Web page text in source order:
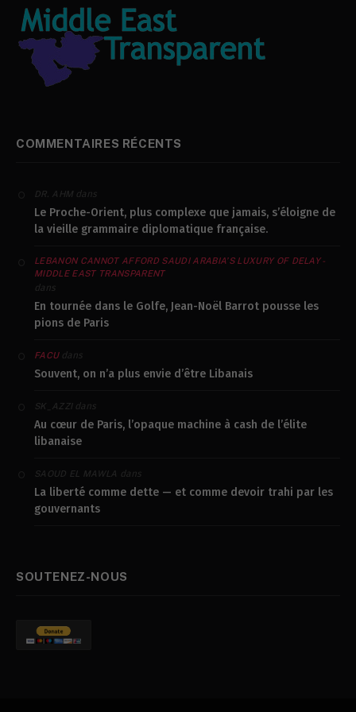
COMMENTAIRES RÉCENTS
DR. AHM dans
Le Proche-Orient, plus complexe que jamais, s’éloigne de
la vieille grammaire diplomatique française.
LEBANON CANNOT AFFORD SAUDI ARABIA’S LUXURY OF DELAY -
MIDDLE EAST TRANSPARENT
dans
En tournée dans le Golfe, Jean-Noël Barrot pousse les
pions de Paris
FACUdans
Souvent, on n’a plus envie d’être Libanais
SK_AZZIdans
Au cœur de Paris, l’opaque machine à cash de l’élite
libanaise
SAOUD EL MAWLA dans
La liberté comme dette — et comme devoir trahi par les
gouvernants
SOUTENEZ-NOUS